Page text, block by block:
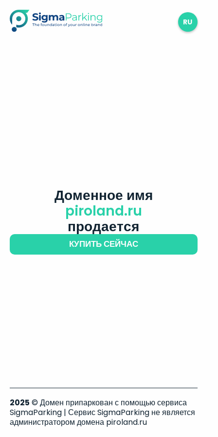
RU
Доменное имя
piroland.ru
продается
КУПИТЬ СЕЙЧАС
2025 © Домен припаркован с помощью сервиса
SigmaParking | Сервис SigmaParking не является
администратором домена piroland.ru